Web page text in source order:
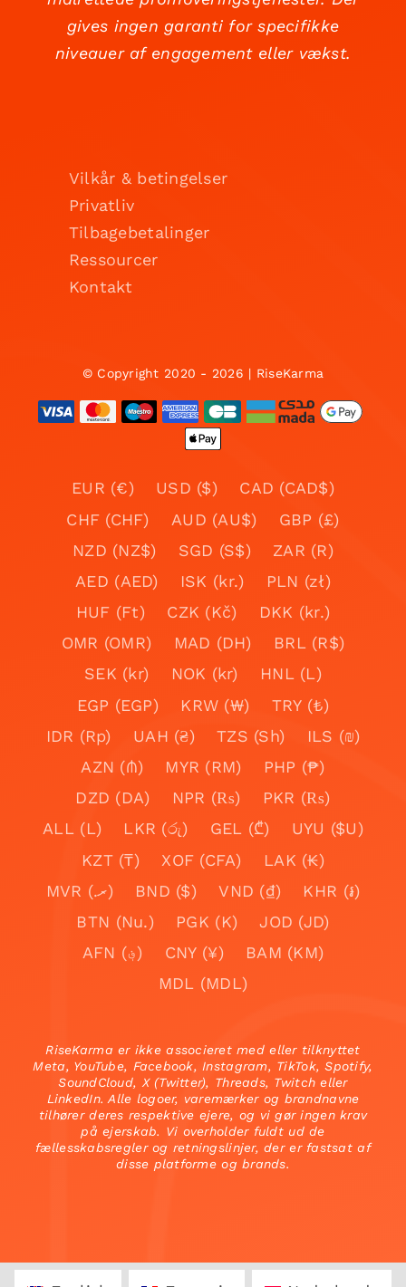
gives ingen garanti for specifikke
niveauer af engagement eller vækst.
Vilkår & betingelser
Privatliv
Tilbagebetalinger
Ressourcer
Kontakt
© Copyright 2020 - 2026 | RiseKarma
EUR (€) USD ($)
CAD (CAD$)
CHF (CHF)
AUD (AU$)
GBP (£)
NZD (NZ$)
SGD (S$)
ZAR (R)
AED (AED)
ISK (kr.)
PLN (zł)
HUF (Ft)
CZK (Kč)
DKK (kr.)
OMR (OMR)
MAD (DH)
BRL (R$)
SEK (kr)
NOK (kr)
HNL (L)
EGP (EGP)
KRW (₩)
TRY (₺)
IDR (Rp)
UAH (₴) TZS (Sh)
ILS (₪)
AZN (₼)
MYR (RM)
PHP (₱)
DZD (DA)
NPR (₨)
PKR (₨)
ALL (L)
LKR (රු) GEL (₾)
UYU ($U)
KZT (₸)
XOF (CFA)
LAK (₭)
MVR (.ރ)
BND ($) VND (₫)
KHR (៛)
BTN (Nu.)
PGK (K)
JOD (JD)
AFN (؋)
CNY (¥)
BAM (KM)
MDL (MDL)
RiseKarma er ikke associeret med eller tilknyttet
Meta, YouTube, Facebook, Instagram, TikTok, Spotify,
SoundCloud, X (Twitter), Threads, Twitch eller
LinkedIn. Alle logoer, varemærker og brandnavne
tilhører deres respektive ejere, og vi gør ingen krav
på ejerskab. Vi overholder fuldt ud de
fællesskabsregler og retningslinjer, der er fastsat af
disse platforme og brands.